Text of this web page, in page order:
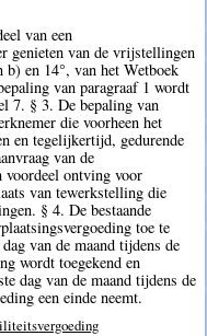
van een
genieten van de vrijstellingen
en 14°, van het Wetboek
van paragraaf 1 wordt
7. § 3. De bepaling van
die voorheen het
en tegelijkertijd, gedurende
van de
voordeel ontving voor
van tewerkstelling die
§ 4. De bestaande
toe te
van de maand tijdens de
wordt toegekend en
dag van de maand tijdens de
een einde neemt.